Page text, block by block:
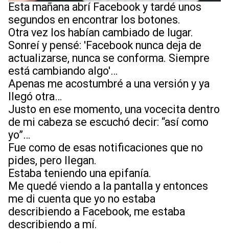
Esta mañana abrí Facebook y tardé unos
segundos en encontrar los botones.
Otra vez los habían cambiado de lugar.
Sonreí y pensé: 'Facebook nunca deja de
actualizarse, nunca se conforma. Siempre
está cambiando algo'…
Apenas me acostumbré a una versión y ya
llegó otra…
Justo en ese momento, una vocecita dentro
de mi cabeza se escuchó decir: “así como
yo”…
Fue como de esas notificaciones que no
pides, pero llegan.
Estaba teniendo una epifanía.
Me quedé viendo a la pantalla y entonces
me di cuenta que yo no estaba
describiendo a Facebook, me estaba
describiendo a mí.